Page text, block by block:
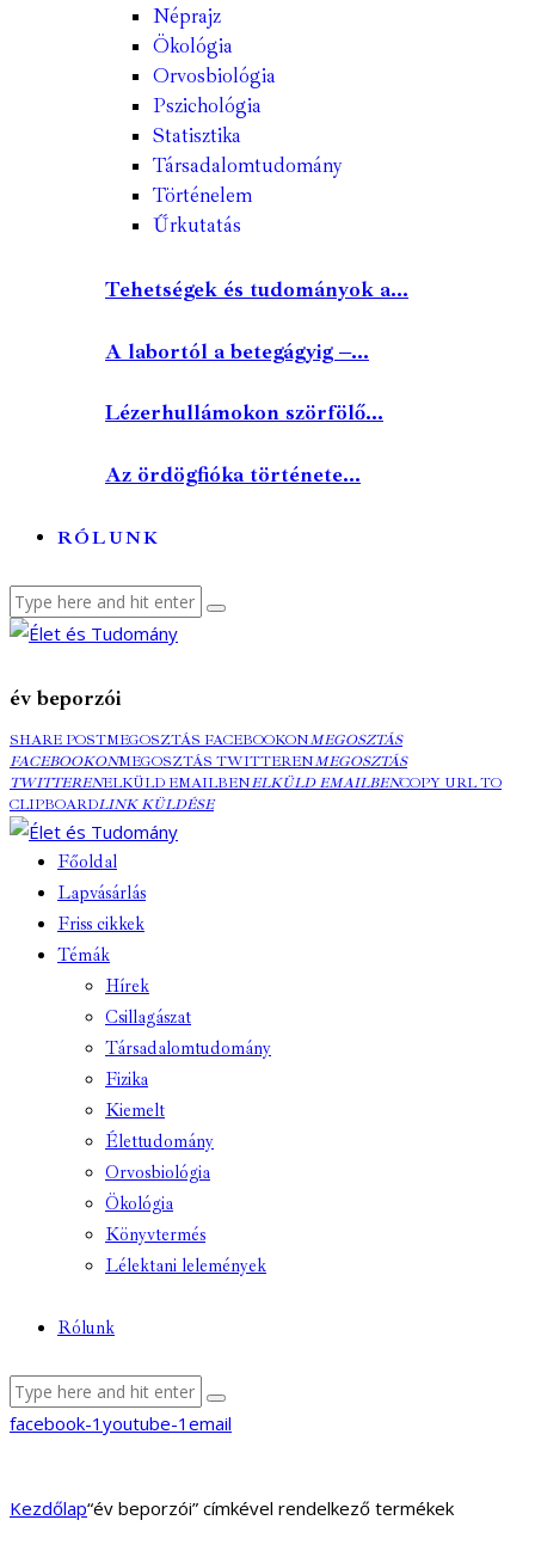
Néprajz
Ökológia
Orvosbiológia
Pszichológia
Statisztika
Társadalomtudomány
Történelem
Űrkutatás
Tehetségek és tudományok a...
A labortól a betegágyig –...
Lézerhullámokon szörfölő...
Az ördögfióka története...
RÓLUNK
év beporzói
SHARE POSTMEGOSZTÁS FACEBOOKONMEGOSZTÁS
FACEBOOKONMEGOSZTÁS TWITTERENMEGOSZTÁS
TWITTERENELKÜLD EMAILBENELKÜLD EMAILBENCOPY URL TO
CLIPBOARDLINK KÜLDÉSE
Főoldal
Lapvásárlás
Friss cikkek
Témák
Hírek
Csillagászat
Társadalomtudomány
Fizika
Kiemelt
Élettudomány
Orvosbiológia
Ökológia
Könyvtermés
Lélektani lelemények
Rólunk
facebook-1 youtube-1 email
Kezdőlap“év beporzói” címkével rendelkező termékek